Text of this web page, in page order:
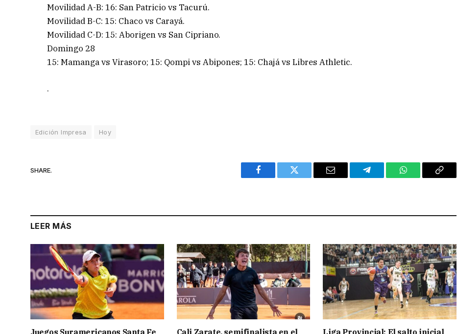
Movilidad A-B: 16: San Patricio vs Tacurú.
Movilidad B-C: 15: Chaco vs Carayá.
Movilidad C-D: 15: Aborigen vs San Cipriano.
Domingo 28
15: Mamanga vs Virasoro; 15: Qompi vs Abipones; 15: Chajá vs Libres Athletic.
.
Edición Impresa Hoy
SHARE.
Facebook Twitter Email Telegram WhatsAppCopy
LEER MÁS
Juegos Suramericanos Santa Fe
Cali Zarate, semifinalista en el
Liga Provincial: El salto inicial